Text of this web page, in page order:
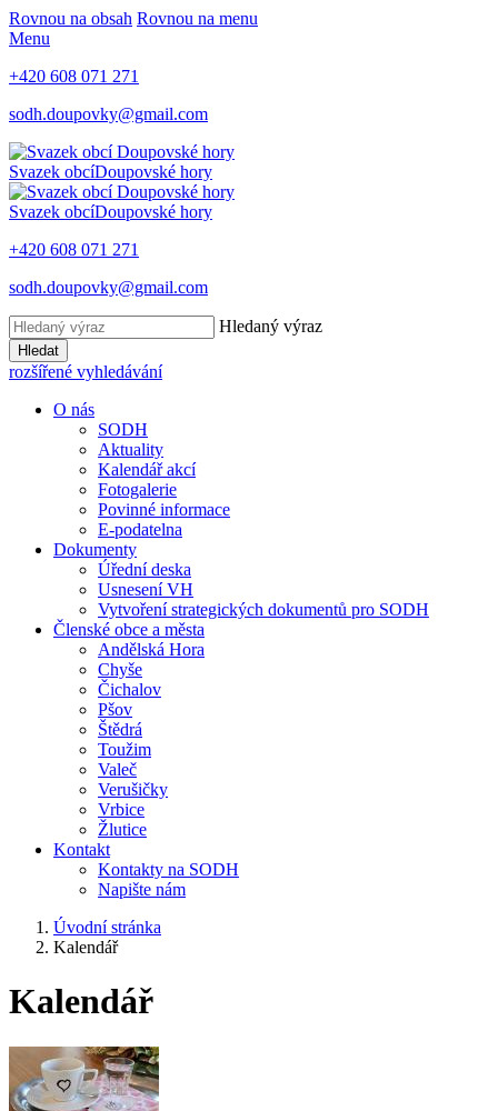
Rovnou na obsah Rovnou na menu
Menu
+420 608 071 271
sodh.doupovky@gmail.com
Svazek obcíDoupovské hory
Svazek obcíDoupovské hory
+420 608 071 271
sodh.doupovky@gmail.com
Hledaný výraz
Hledat
rozšířené vyhledávání
O nás
SODH
Aktuality
Kalendář akcí
Fotogalerie
Povinné informace
E-podatelna
Dokumenty
Úřední deska
Usnesení VH
Vytvoření strategických dokumentů pro SODH
Členské obce a města
Andělská Hora
Chyše
Čichalov
Pšov
Štědrá
Toužim
Valeč
Verušičky
Vrbice
Žlutice
Kontakt
Kontakty na SODH
Napište nám
Úvodní stránka
Kalendář
Kalendář